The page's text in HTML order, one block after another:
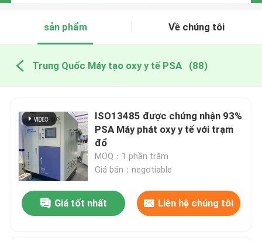
sản phẩm Về chúng tôi
Trung Quốc Máy tạo oxy y tế PSA (88)
ISO13485 được chứng nhận 93%
PSA Máy phát oxy y tế với trạm
đổ
MOQ：1 phần trăm
Giá bán：negotiable
Giá tốt nhất Liên hệ chúng tôi